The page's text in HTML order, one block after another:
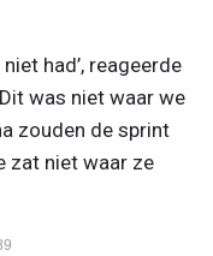
had’, reageerde
was niet waar we
zouden de sprint
zat niet waar ze